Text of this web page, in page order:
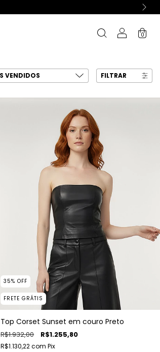
0
FILTRAR
35%OFF
FRETE GRÁTIS
Top Corset Sunset em couro Preto
R$1.932,00 R$1.255,80
R$1.130,22com Pix